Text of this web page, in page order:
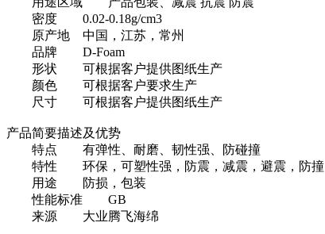
密度
0.02-0.18g/cm3
原产地
中国，江苏，常州
品牌
D-Foam
形状
可根据客户提供图纸生产
颜色
可根据客户要求生产
尺寸
可根据客户提供图纸生产
产品简要描述及优势
特点
有弹性、耐磨、韧性强、防碰撞
特性
环保，可塑性强，防震，减震，避震，防撞
用途
防损，包装
性能标准
GB
来源
大业腾飞海绵